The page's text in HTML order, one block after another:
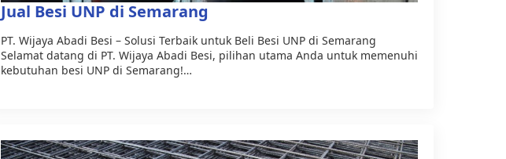
Jual Besi UNP di Semarang
PT. Wijaya Abadi Besi – Solusi Terbaik untuk Beli Besi UNP di Semarang
Selamat datang di PT. Wijaya Abadi Besi, pilihan utama Anda untuk memenuhi
kebutuhan besi UNP di Semarang!…